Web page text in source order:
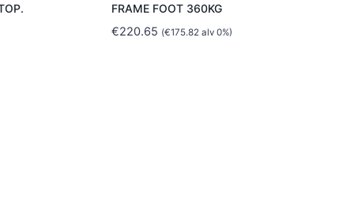
FRAME FOOT 360KG
€220.65 (€175.82 alv 0%)